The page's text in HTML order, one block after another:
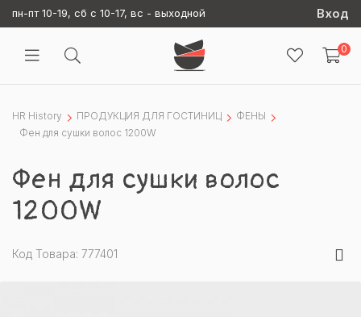
пн-пт 10-19, сб с 10-17, вс - выходной Вход
0
HR History ПРОДУКЦИЯ ДЛЯ ГОСТИНИЦ
ФЕНЫ
Фен для сушки волос 1200W
Фен для сушки волос
1200W
Код Товара: 777401